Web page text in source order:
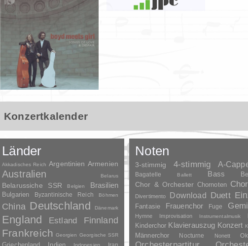
Konzertkalender
Länder
Akkadisches Reich Argentinien Armenien
Australien Belarus
Belarussiche SSR Belgien Brasilien
Bulgarien Byzantinische Reich Böhmen
China Deutschland Dänemark
England Estland Finnland
Frankreich Georgien Georgische SSR
Indonesien Iran
Noten
3-stimmig 4-stimmig A-
Bagatelle Ballett Bass
Chor & Orchester Chornoten
Divertimento Download Duett
Fantasie Frauenchor Fuge
Hymne Improvisation Instrumentalmusik
Kinderchor Klavierauszug Konzert
Männerchor Nocturne Nonett